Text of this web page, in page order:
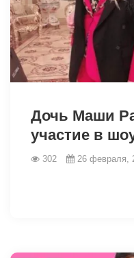
Дочь Маши
участие в
302 26 февраля,